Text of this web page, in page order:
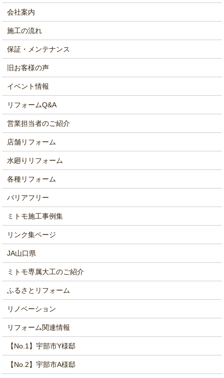
会社案内
施工の流れ
保証・メンテナンス
旧お客様の声
イベント情報
リフォームQ&A
営業担当者のご紹介
店舗リフォーム
水廻りリフォーム
各種リフォーム
バリアフリー
ミトモ施工事例集
リンク集ページ
JA山口県
ミトモ専属大工のご紹介
ふるさとリフォーム
リノベーション
リフォーム関連情報
【No.1】宇部市Y様邸
【No.2】宇部市A様邸